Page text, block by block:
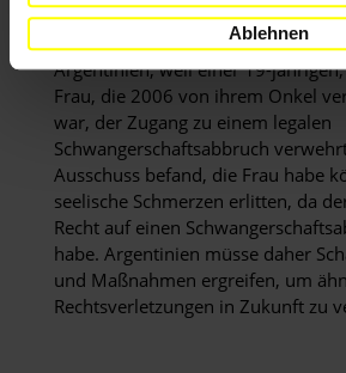
Ablehnen
Im April verurteilte der UN-
Argentinien, weil einer 19-
Frau, die 2006 von ihrem Onkel
war, der Zugang zu einem legalen
Schwangerschaftsabbruch
Ausschuss befand, die Frau habe
seelische Schmerzen erlitten, da
Recht auf einen
habe. Argentinien müsse daher
und Maßnahmen ergreifen, um
Rechtsverletzungen in Zukunft zu